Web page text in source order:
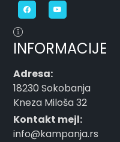
INFORMACIJE
Adresa:
18230 Sokobanja
Kneza Miloša 32
Kontakt mejl:
info@kampanja.rs